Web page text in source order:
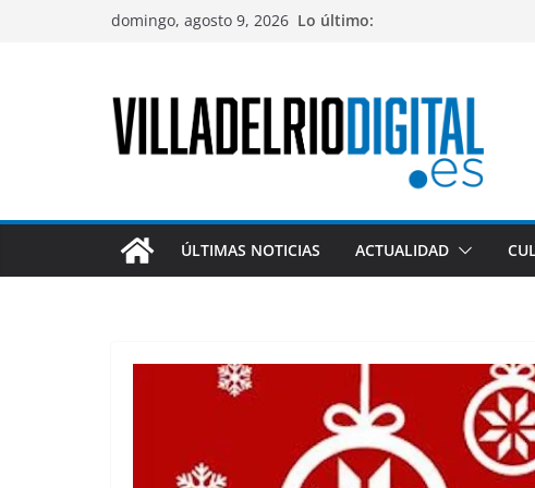
domingo, agosto 9, 2026 Lo último:
ÚLTIMAS NOTICIAS ACTUALIDAD